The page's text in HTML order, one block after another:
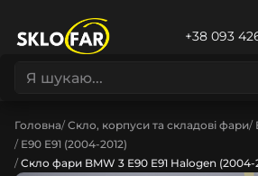
+38 093
Головна Скло, корпуси та складові фари
E90 E91 (2004-2012)
Скло фари BMW 3 E90 E91 Halogen (2004-